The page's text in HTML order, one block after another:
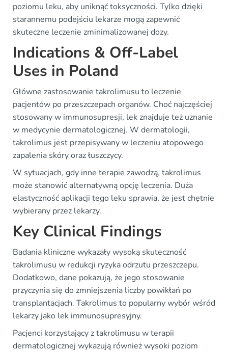
poziomu leku, aby uniknąć toksyczności. Tylko dzięki
starannemu podejściu lekarze mogą zapewnić
skuteczne leczenie zminimalizowanej dozy.
Indications & Off-Label
Uses in Poland
Główne zastosowanie takrolimusu to leczenie
pacjentów po przeszczepach organów. Choć najczęściej
stosowany w immunosupresji, lek znajduje też uznanie
w medycynie dermatologicznej. W dermatologii,
takrolimus jest przepisywany w leczeniu atopowego
zapalenia skóry oraz łuszczycy.
W sytuacjach, gdy inne terapie zawodzą, takrolimus
może stanowić alternatywną opcję leczenia. Duża
elastyczność aplikacji tego leku sprawia, że jest chętnie
wybierany przez lekarzy.
Key Clinical Findings
Badania kliniczne wykazały wysoką skuteczność
takrolimusu w redukcji ryzyka odrzutu przeszczepu.
Dodatkowo, dane pokazują, że jego stosowanie
przyczynia się do zmniejszenia liczby powikłań po
transplantacjach. Takrolimus to popularny wybór wśród
lekarzy jako lek immunosupresyjny.
Pacjenci korzystający z takrolimusu w terapii
dermatologicznej wykazują również wysoki poziom